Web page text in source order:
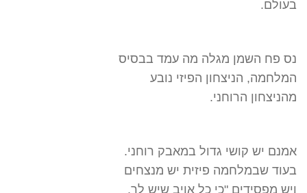
בעולם.
נס פח השמן מגלה מה עמד בבסיס
המלחמה, הניצחון הפיזי נובע
מהניצחון הרוחני.
אמנם יש קושי גדול במאבק רוחני.
בעוד שבמלחמה פיזית יש מנצחים
ויש מפסידים "כי כל אויב שיש לך,